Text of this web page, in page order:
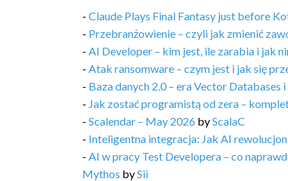
- Claude Plays Final Fantasy just before
- Przebranżowienie – czyli jak zmienić
- AI Developer – kim jest, ile zarabia i jak
- Atak ransomware – czym jest i jak się
- Baza danych 2.0 – era Vector Databases
- Jak zostać programistą od zera –
- Scalendar – May 2026 byScalaC
- Inteligentna integracja: Jak AI
- AI w pracy Test Developera – co
Mythos bySii